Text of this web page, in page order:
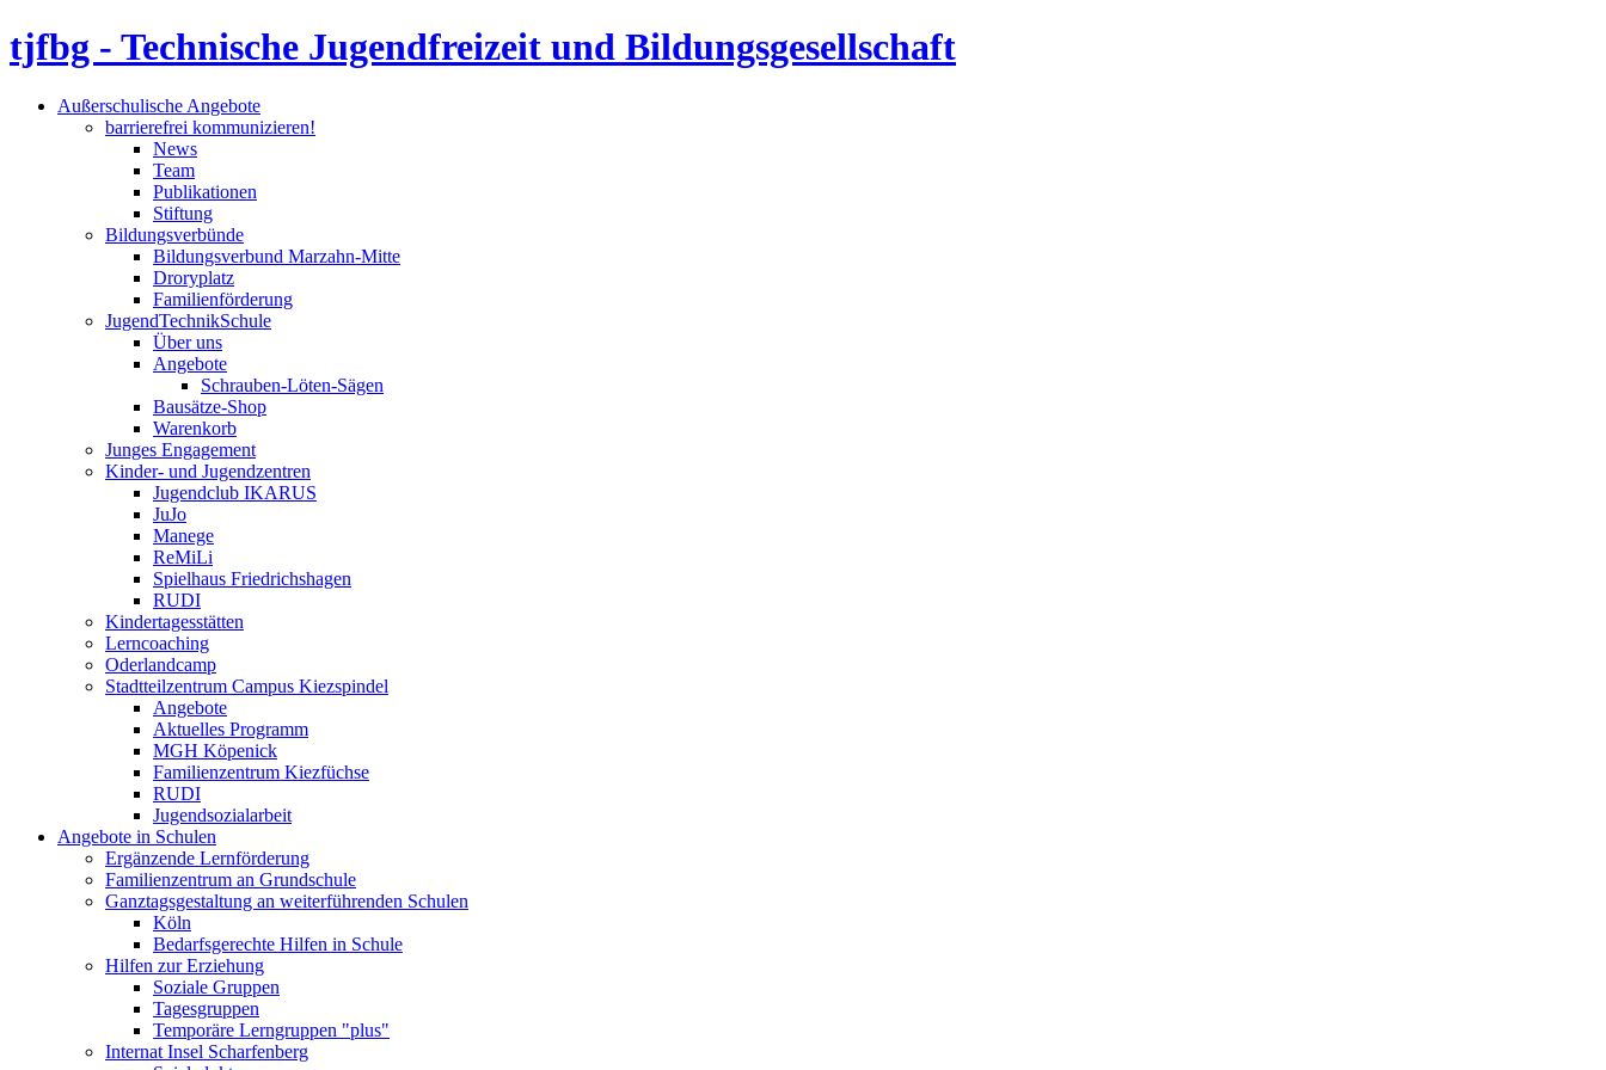
tjfbg - Technische Jugendfreizeit und Bildungsgesellschaft
Außerschulische Angebote
barrierefrei kommunizieren!
News
Team
Publikationen
Stiftung
Bildungsverbünde
Bildungsverbund Marzahn-Mitte
Droryplatz
Familienförderung
JugendTechnikSchule
Über uns
Angebote
Schrauben-Löten-Sägen
Bausätze-Shop
Warenkorb
Junges Engagement
Kinder- und Jugendzentren
Jugendclub IKARUS
JuJo
Manege
ReMiLi
Spielhaus Friedrichshagen
RUDI
Kindertagesstätten
Lerncoaching
Oderlandcamp
Stadtteilzentrum Campus Kiezspindel
Angebote
Aktuelles Programm
MGH Köpenick
Familienzentrum Kiezfüchse
RUDI
Jugendsozialarbeit
Angebote in Schulen
Ergänzende Lernförderung
Familienzentrum an Grundschule
Ganztagsgestaltung an weiterführenden Schulen
Köln
Bedarfsgerechte Hilfen in Schule
Hilfen zur Erziehung
Soziale Gruppen
Tagesgruppen
Temporäre Lerngruppen "plus"
Internat Insel Scharfenberg